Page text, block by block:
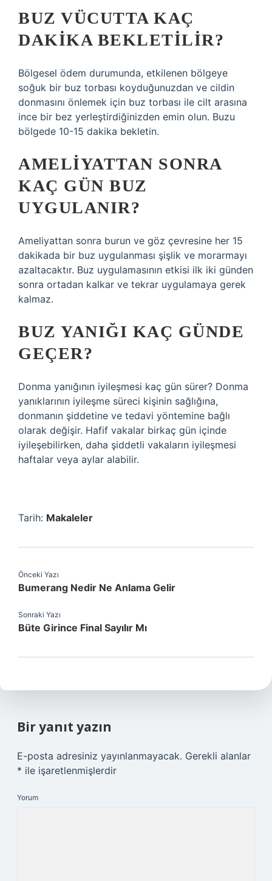
BUZ VÜCUTTA KAÇ
DAKIKA BEKLETILIR?
Bölgesel ödem durumunda, etkilenen bölgeye
soğuk bir buz torbası koyduğunuzdan ve cildin
donmasını önlemek için buz torbası ile cilt arasına
ince bir bez yerleştirdiğinizden emin olun. Buzu
bölgede 10-15 dakika bekletin.
AMELIYATTAN SONRA
KAÇ GÜN BUZ
UYGULANIR?
Ameliyattan sonra burun ve göz çevresine her 15
dakikada bir buz uygulanması şişlik ve morarmayı
azaltacaktır. Buz uygulamasının etkisi ilk iki günden
sonra ortadan kalkar ve tekrar uygulamaya gerek
kalmaz.
BUZ YANIĞI KAÇ GÜNDE
GEÇER?
Donma yanığının iyileşmesi kaç gün sürer? Donma
yanıklarının iyileşme süreci kişinin sağlığına,
donmanın şiddetine ve tedavi yöntemine bağlı
olarak değişir. Hafif vakalar birkaç gün içinde
iyileşebilirken, daha şiddetli vakaların iyileşmesi
haftalar veya aylar alabilir.
Tarih: Makaleler
Önceki Yazı
Bumerang Nedir Ne Anlama Gelir
Sonraki Yazı
Büte Girince Final Sayılır Mı
Bir yanıt yazın
E-posta adresiniz yayınlanmayacak. Gerekli alanlar
* ile işaretlenmişlerdir
Yorum